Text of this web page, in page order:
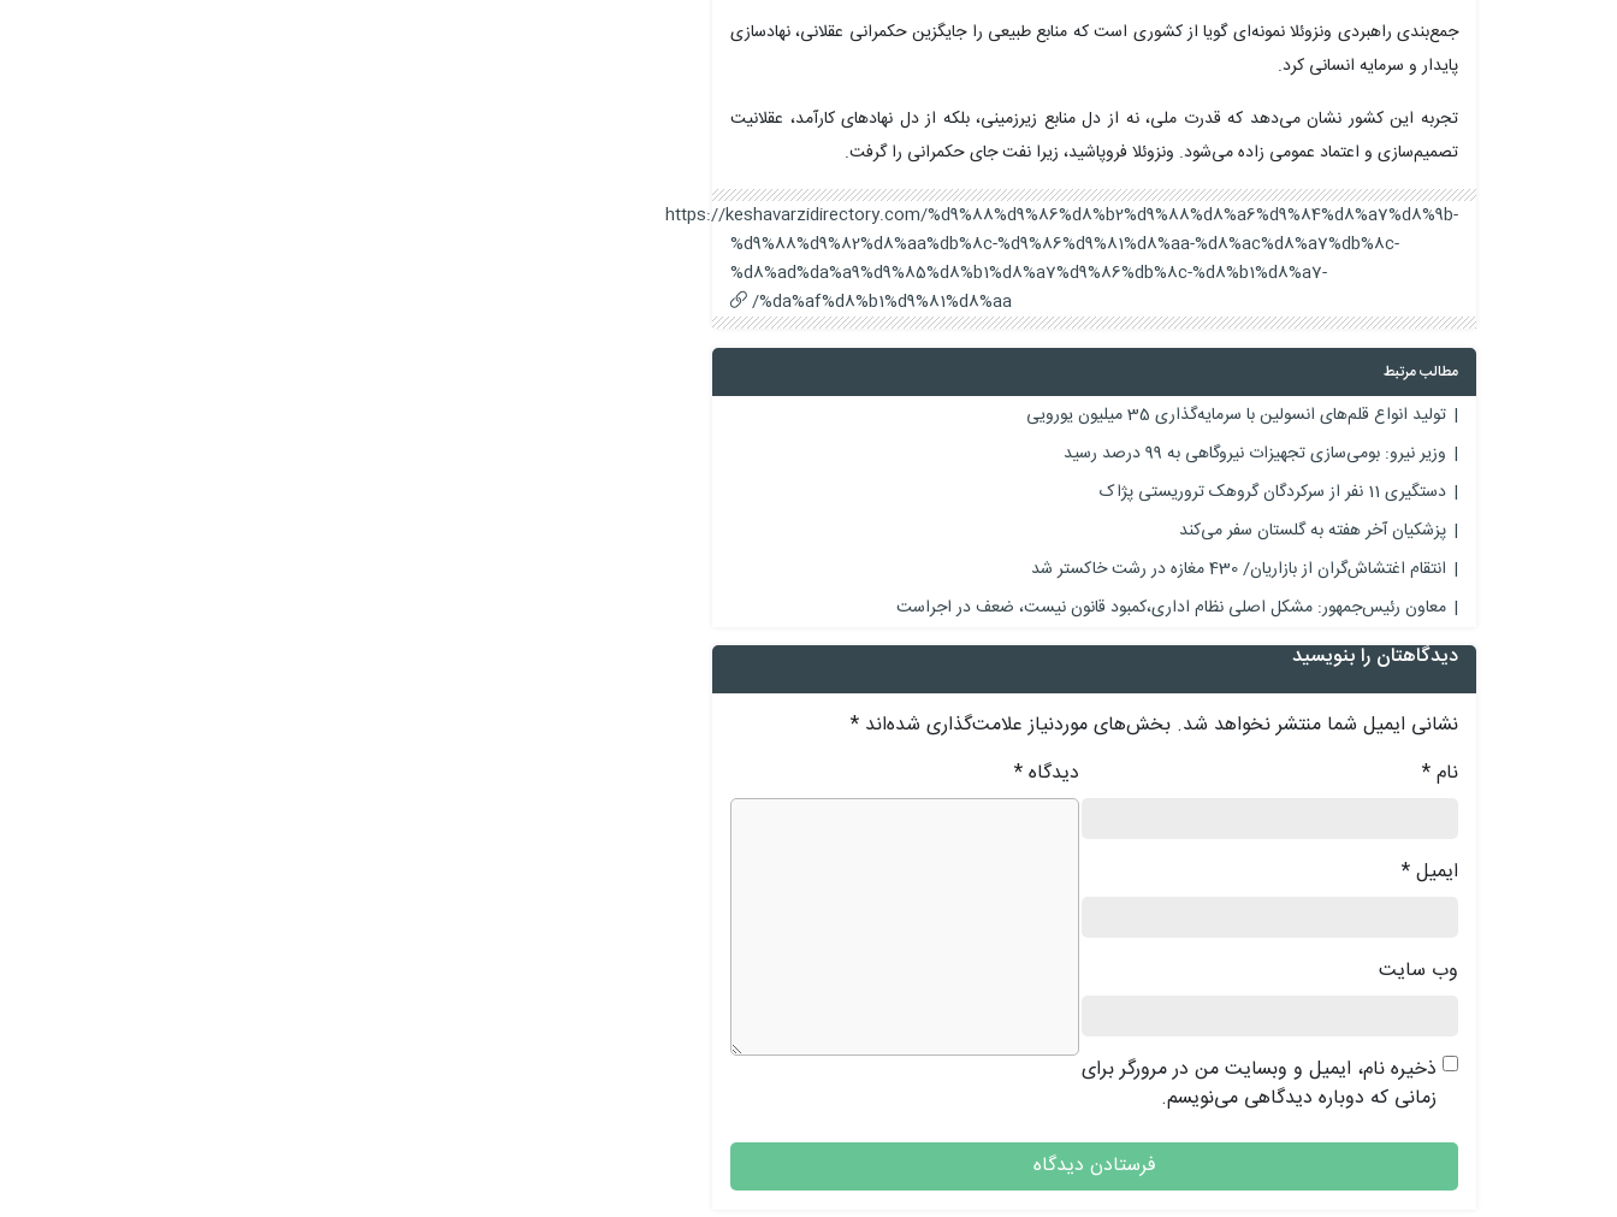
جمع‌بندی راهبردی ونزوئلا نمونه‌ای گویا از کشوری است که منابع طبیعی را جایگزین حکمرانی عقلانی، نهادسازی
پایدار و سرمایه انسانی کرد.
تجربه این کشور نشان می‌دهد که قدرت ملی، نه از دل منابع زیرزمینی، بلکه از دل نهادهای کارآمد، عقلانیت
تصمیم‌سازی و اعتماد عمومی زاده می‌شود. ونزوئلا فروپاشید، زیرا نفت جای حکمرانی را گرفت.
https://keshavarzidirectory.com/%d9%88%d9%86%d8%b2%d9%88%d8%a6%d9%84%d8%a7%d8%9b-
%d9%88%d9%82%d8%aa%db%8c-%d9%86%d9%81%d8%aa-%d8%ac%d8%a7%db%8c-
%d8%ad%da%a9%d9%85%d8%b1%d8%a7%d9%86%db%8c-%d8%b1%d8%a7-
%da%af%d8%b1%d9%81%d8%aa/
مطالب مرتبط
تولید انواع قلم‌های انسولین ‌با سرمایه‌گذاری ‌35 میلیون یورو‌یی
وزیر نیرو: بومی‌سازی تجهیزات نیروگاهی به 99 درصد رسید
دستگیری 11 نفر از سرکردگان گروهک تروریستی پژاک
پزشکیان آخر هفته به گلستان سفر می‌کند
انتقام اغتشاش‌گران از بازاریان/ 430 مغازه در رشت خاکستر شد
معاون رئیس‌جمهور: مشکل اصلی نظام اداری،کمبود قانون نیست، ضعف در اجراست
دیدگاهتان را بنویسید
نشانی ایمیل شما منتشر نخواهد شد. بخش‌های موردنیاز علامت‌گذاری شده‌اند *
دیدگاه* نام*
ایمیل*
وب‌ سایت
ذخیره نام، ایمیل و وبسایت من در مرورگر برای
زمانی که دوباره دیدگاهی می‌نویسم.